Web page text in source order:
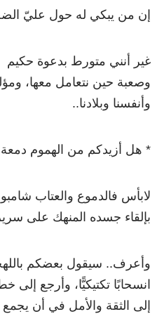
إن من يبكي له حول عليّ
غير أنني متورط بدعوة حكيم
وصعبة حين نتعامل معها،
وأنفسنا وبلادنا..
* هل أزيدكم من الهموم
لابأس فالدموع والعتاب
بإلقاء جسده المنهك على
وأعرف.. سيقول بعضكم
انسحابًا تكتيكيًّا، وأرجع إلى
إلى الثقة والأمل في أن